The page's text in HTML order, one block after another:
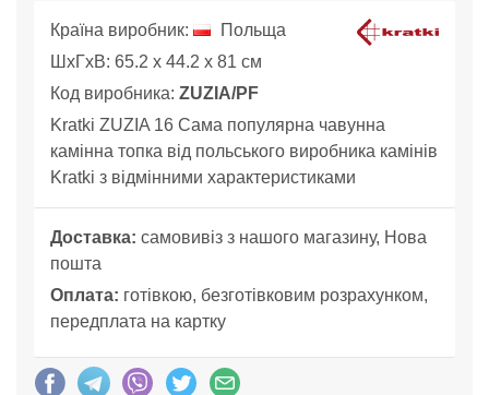
Країна виробник:
Польща
ШхГхВ: 65.2 x 44.2 x 81 см
Код виробника: ZUZIA/PF
Kratki ZUZIA 16 Сама популярна чавунна
камінна топка від польського виробника камінів
Kratki з відмінними характеристиками
Доставка: самовивіз з нашого магазину, Нова
пошта
Оплата: готівкою, безготівковим розрахунком,
передплата на картку